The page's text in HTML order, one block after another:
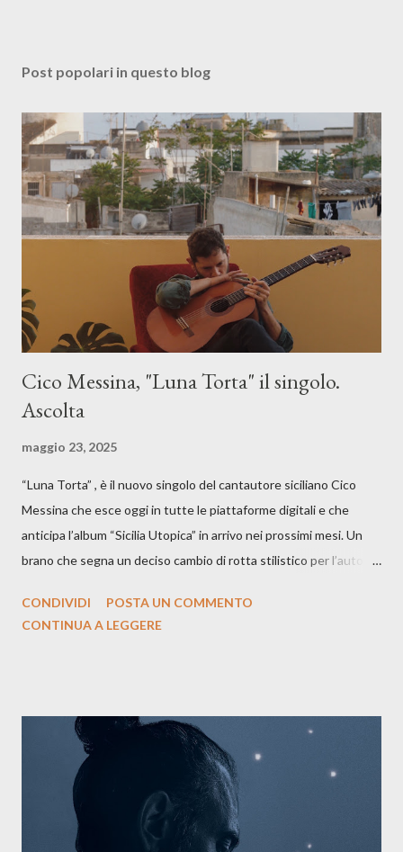
Post popolari in questo blog
Cico Messina, "Luna Torta" il singolo.
Ascolta
maggio 23, 2025
“Luna Torta” , è il nuovo singolo del cantautore siciliano Cico
Messina che esce oggi in tutte le piattaforme digitali e che
anticipa l’album “Sicilia Utopica” in arrivo nei prossimi mesi. Un
brano che segna un deciso cambio di rotta stilistico per l’autore
testo ibrido tra italiano e siciliano, e un’urgenza espressiva che
La canzone racconta la difficoltà di creare, e perfino di esistere,
sotto il peso della realtà. Ma lo fa cercando una via d’uscita, una
forma di assoluzione, nel vivere e nel suonare, nel trovare respiro
anche quando l’aria sembra farsi più densa. Il brano è anche una
dichiarazione d’intenti: Cico Messina apre il suo nuovo percorso
CONDIVIDI
POSTA UN COMMENTO
CONTINUA A LEGGERE